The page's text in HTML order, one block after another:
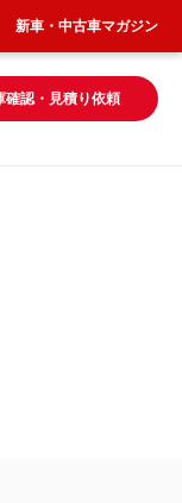
確認・見積り依頼
新車・中古車マガジン